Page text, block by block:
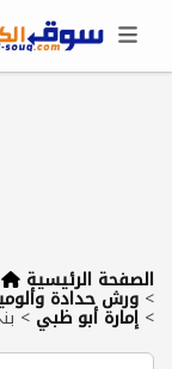
الصفحة الرئيسية
> ورش حدادة
> إمارة أبو ظبي>